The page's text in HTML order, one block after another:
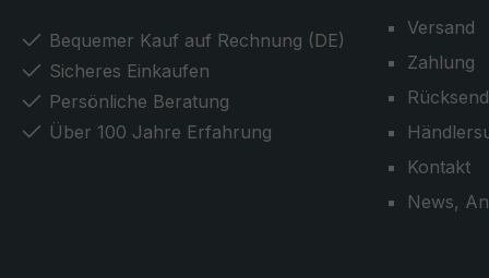
Bequemer Kauf auf Rechnung (DE)
Sicheres Einkaufen
Persönliche Beratung
Über 100 Jahre Erfahrung
Versand
Zahlung
Kontakt
News,